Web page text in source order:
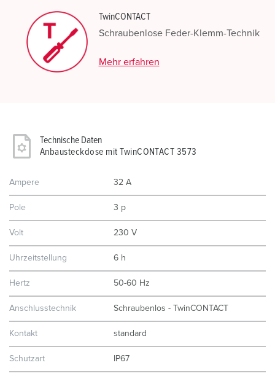
TwinCONTACT
Schraubenlose Feder-Klemm-Technik
Mehr erfahren
Technische Daten
Anbausteckdose mit TwinCONTACT 3573
Ampere 32 A
Pole 3 p
Volt 230 V
Uhrzeitstellung 6 h
Hertz 50-60 Hz
Anschlusstechnik Schraubenlos - TwinCONTACT
Kontakt standard
Schutzart IP67